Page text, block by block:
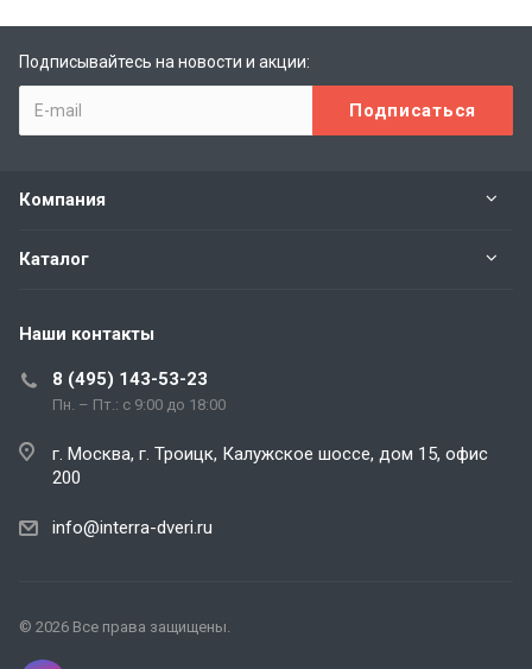
Подписывайтесь на новости и акции:
Компания
Каталог
Наши контакты
8 (495) 143-53-23
Пн. – Пт.: с 9:00 до 18:00
г. Москва, г. Троицк, Калужское шоссе, дом 15, офис
200
info@interra-dveri.ru
© 2026 Все права защищены.